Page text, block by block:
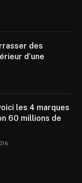
des
d’une
les 4 marques
60 millions de